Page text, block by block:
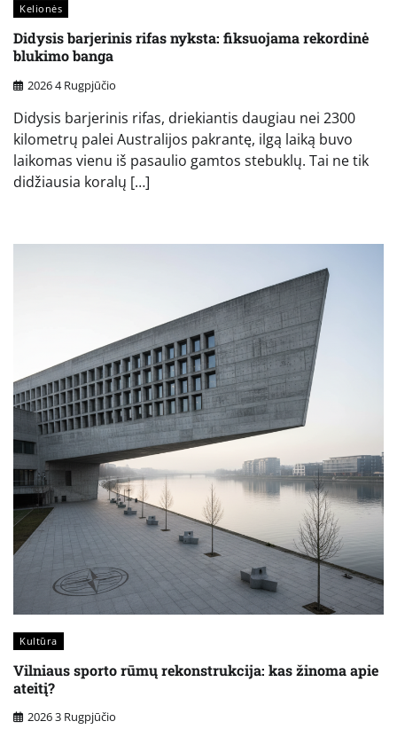
Kelionės
Didysis barjerinis rifas nyksta: fiksuojama rekordinė
blukimo banga
2026 4 Rugpjūčio
Didysis barjerinis rifas, driekiantis daugiau nei 2300
kilometrų palei Australijos pakrantę, ilgą laiką buvo
laikomas vienu iš pasaulio gamtos stebuklų. Tai ne tik
didžiausia koralų […]
Kultūra
Vilniaus sporto rūmų rekonstrukcija: kas žinoma apie
ateitį?
2026 3 Rugpjūčio